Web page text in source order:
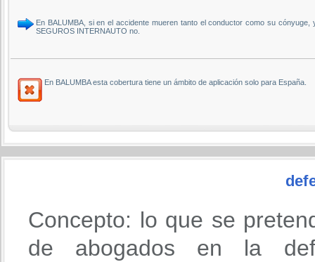
En BALUMBA, si en el accidente mueren tanto el conductor como su
SEGUROS INTERNAUTO no.
En BALUMBA esta cobertura tiene un ámbito de aplicación solo para España.
Concepto: lo que se
de abogados en la